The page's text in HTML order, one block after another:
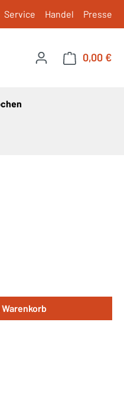
Service Handel Presse
0,00 €
Wert ein
Warenkorb